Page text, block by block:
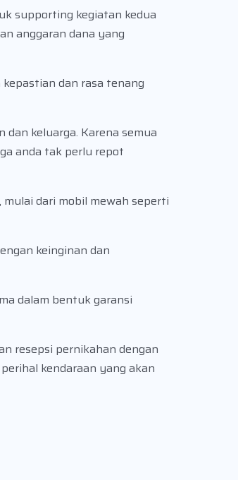
supporting kegiatan kedua
anggaran dana yang
dan rasa tenang
keluarga. Karena semua
anda tak perlu repot
dari mobil mewah seperti
keinginan dan
dalam bentuk garansi
resepsi pernikahan dengan
kendaraan yang akan